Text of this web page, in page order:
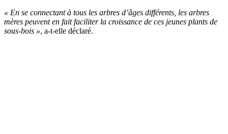
« En se connectant à tous les arbres d’âges différents, les arbres
mères peuvent en fait faciliter la croissance de ces jeunes plants de
sous-bois », a-t-elle déclaré.